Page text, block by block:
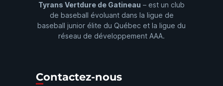
Tyrans Vertdure de Gatineau – est un club
de baseball évoluant dans la ligue de
baseball junior élite du Québec et la ligue du
réseau de développement AAA.
Contactez-nous